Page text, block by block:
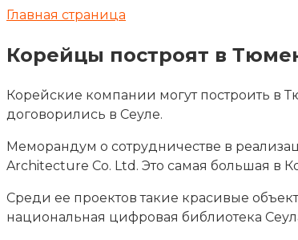
Главная страница
Корейцы построят в
Корейские компании могут построить в
договорились в Сеуле.
Меморандум о сотрудничестве в
Architecture Co. Ltd. Это самая большая в
Среди ее проектов такие красивые
национальная цифровая библиотека